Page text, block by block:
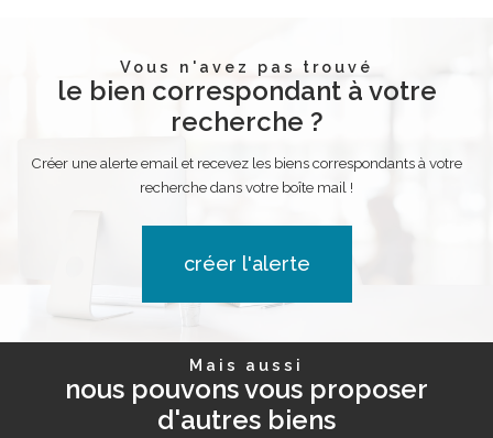
Vous n'avez pas trouvé
le bien correspondant à votre
recherche ?
Créer une alerte email et recevez les biens correspondants à votre
recherche dans votre boîte mail !
créer l'alerte
Mais aussi
nous pouvons vous proposer
d'autres biens